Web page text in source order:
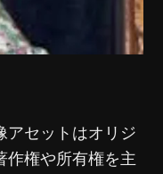
アセットはオリジ
作権や所有権を主